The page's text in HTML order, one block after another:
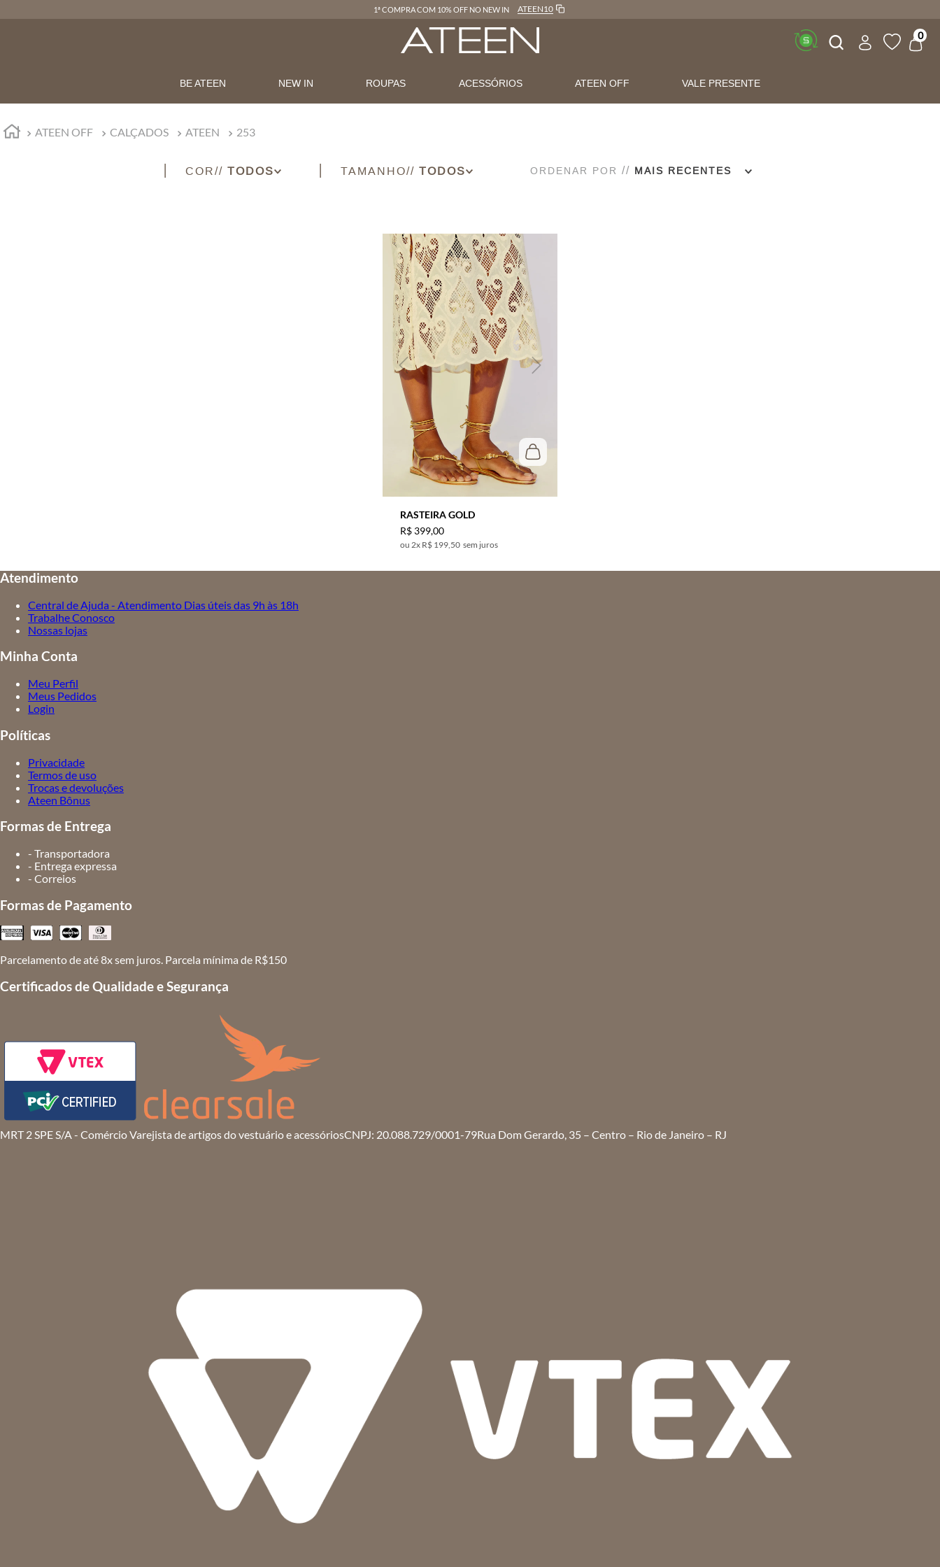
1ª COMPRA COM 10% OFF NO NEW IN ATEEN10
Buscar 0
BE ATEEN NEW IN ROUPAS ACESSÓRIOS ATEEN OFF VALE PRESENTE
ATEEN OFF CALÇADOS ATEEN 253
COR TAMANHO ORDENAR POR MAIS RECENTES
RASTEIRA GOLD
R$ 399,00
2x R$ 199,50 sem juros
Atendimento
Central de Ajuda - Atendimento Dias úteis das 9h às 18h
Trabalhe Conosco
Nossas lojas
Minha Conta
Meu Perfil
Meus Pedidos
Login
Políticas
Privacidade
Termos de uso
Trocas e devoluções
Ateen Bônus
Formas de Entrega
- Transportadora
- Entrega expressa
- Correios
Formas de Pagamento
Parcelamento de até 8x sem juros. Parcela mínima de R$150
Certificados de Qualidade e Segurança
MRT 2 SPE S/A - Comércio Varejista de artigos do vestuário e acessóriosCNPJ: 20.088.729/0001-79Rua Dom Gerardo, 35 – Centro – Rio de Janeiro – RJ